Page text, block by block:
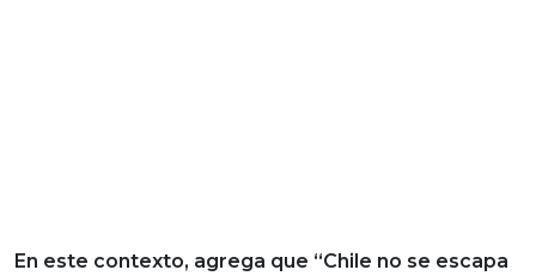
En este contexto, agrega que “Chile no se escapa